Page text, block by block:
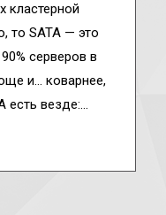
кластерной
то SATA — это
серверов в
и… коварнее,
есть везде:…